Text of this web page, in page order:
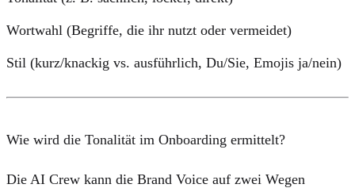
Wortwahl (Begriffe, die ihr nutzt oder vermeidet)
Stil (kurz/knackig vs. ausführlich, Du/Sie, Emojis ja/nein)
Wie wird die Tonalität im Onboarding ermittelt?
Die AI Crew kann die Brand Voice auf zwei Wegen